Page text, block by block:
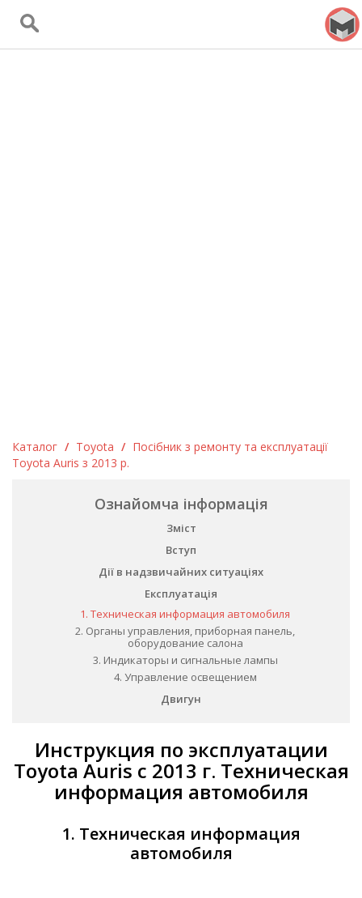
Каталог / Toyota / Посібник з ремонту та експлуатації
Toyota Auris з 2013 р.
Ознайомча інформація
Зміст
Вступ
Дії в надзвичайних ситуаціях
Експлуатація
1. Техническая информация автомобиля
2. Органы управления, приборная панель,
оборудование салона
3. Индикаторы и сигнальные лампы
4. Управление освещением
Двигун
Инструкция по эксплуатации
Toyota Auris с 2013 г. Техническая
информация автомобиля
1. Техническая информация
автомобиля